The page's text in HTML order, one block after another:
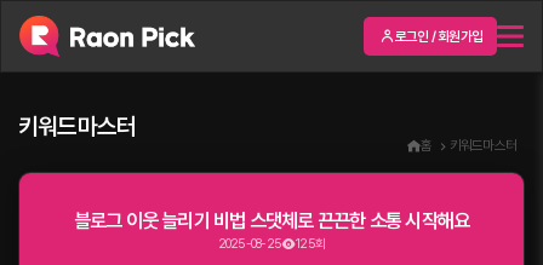
로그인 / 회원가입
키워드마스터
홈 키워드마스터
블로그 이웃 늘리기 비법 스댓체로 끈끈한 소통 시작해요
2025-08-25 125회